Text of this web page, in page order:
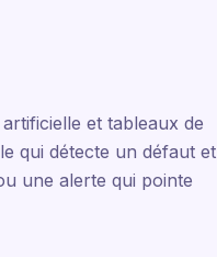
et tableaux de
qui détecte un défaut et
une alerte qui pointe